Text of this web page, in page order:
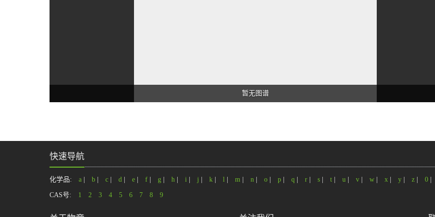
暂无图谱
快速导航
化学品: a b c d e f g h i j k l m n o p q r s t u v w x y z 0
CAS号: 1 2 3 4 5 6 7 8 9